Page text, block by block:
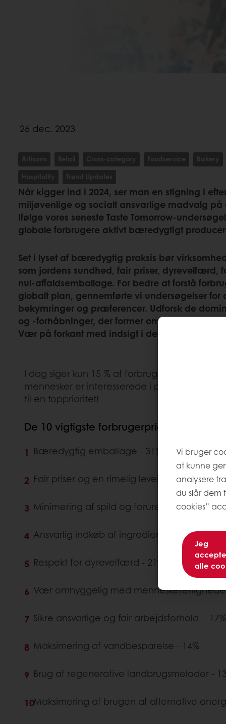
26 dec. 2023
Artisans Retail Cross-category Foodservice
Bakery
Hospitality
Trend Updates
Når kigger ind i 2024, ser man en stigning i
miljøvenlige og socialt ansvarlige madvalg på
Ifølge vores seneste Taste Tomorrow-
globale forbrugere aktivt bæredygtigt
Set i lyset af bæredygtig praksis bør
som jordens sundhed, fair priser, dyrevelfærd,
nul-affaldsemballage. For bedre at forstå
globalt plan, gennemførte vi undersøgelser for
bekymringer og præferencer. Udforsk de
og -forhåbninger, der former området for
Vær på forkant med indsigt i de seneste
I dag siger kun 15 % af forbrugerne, at de
mennesker er interesserede i produkter,
til en topprioritet!
De 10 vigtigste forbrugerprioriteter
Bæredygtig emballage - 31%
Fair priser og en rimelig leveindkomst for
Minimering af spild og forurening - 28%
Ansvarlig indkøb af ingredienser - 26%
Respekt for dyrevelfærd - 21%
Vær omhyggelig med
Sikre ansvarlige og fair arbejdsforhold -
Maksimering af vandbesparelse - 14%
Brug af regenerative landbrugsmetoder -
Maksimering af brugen af ​​alternative
Vi bruger
at kunne
analysere
du slår dem
cookies”
Jeg
alle